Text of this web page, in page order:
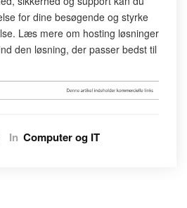
for dine besøgende og styrke
Læs mere om hosting løsninger
den løsning, der passer bedst til
In Computer og IT